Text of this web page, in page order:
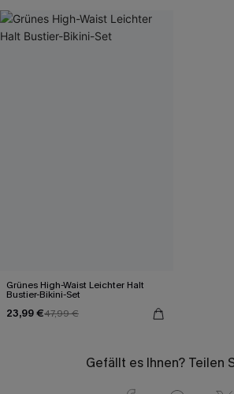
Grünes High-Waist Leichter Halt
Bustier-Bikini-Set
23,99 €47,99 €
Gefällt es Ihnen? Teilen